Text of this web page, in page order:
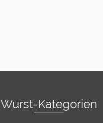
Wurst-Kategorien